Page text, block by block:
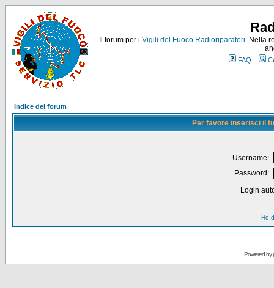
Il forum per i Vigili del Fuoco Radioriparatori. Nella
FAQ
Indice del forum
Per favore inserisci il
Username:
Password:
Login
Ho
Powered by